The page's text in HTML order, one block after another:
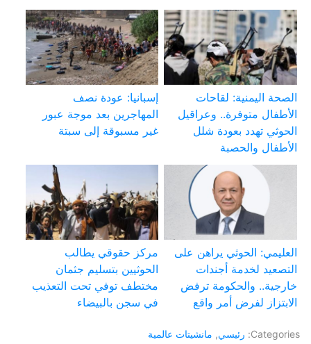
الصحة اليمنية: لقاحات
الأطفال متوفرة.. وعراقيل
الحوثي تهدد بعودة شلل
الأطفال والحصبة
إسبانيا: عودة نصف
المهاجرين بعد موجة عبور
غير مسبوقة إلى سبتة
العليمي: الحوثي يراهن على
التصعيد لخدمة أجندات
خارجية.. والحكومة ترفض
الابتزاز لفرض أمر واقع
مركز حقوقي يطالب
الحوثيين بتسليم جثمان
مختطف توفي تحت التعذيب
في سجن بالبيضاء
Categories: رئيسي, مانشيتات عالمية